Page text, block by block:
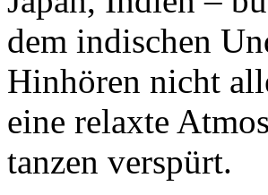
dem indischen
Hinhören nicht
eine relaxte
tanzen verspürt.